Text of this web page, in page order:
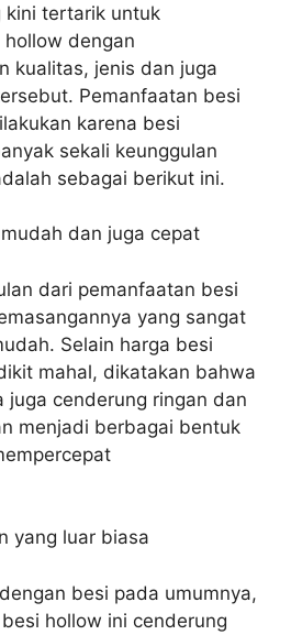
kini tertarik untuk
dengan
kualitas, jenis dan juga
Pemanfaatan besi
karena besi
sekali keunggulan
sebagai berikut ini.
dan juga cepat
dari pemanfaatan besi
yang sangat
Selain harga besi
mahal, dikatakan bahwa
juga cenderung ringan dan
menjadi berbagai bentuk
yang luar biasa
besi pada umumnya,
hollow ini cenderung